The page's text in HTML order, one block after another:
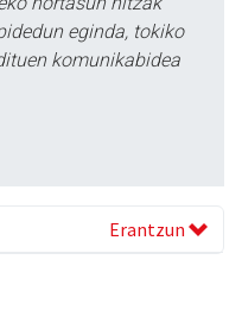
eginda, tokiko
komunikabidea
Erantzun